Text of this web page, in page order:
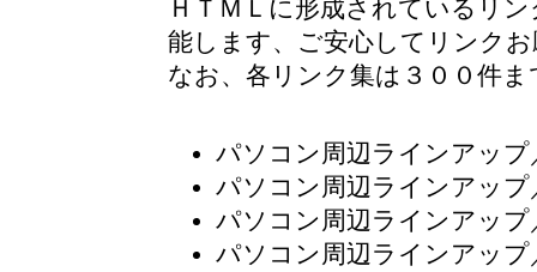
ＨＴＭＬに形成されているリ
能します、ご安心してリンク
なお、各リンク集は３００件
パソコン周辺ラインアップ
パソコン周辺ラインアップ
パソコン周辺ラインアップ
パソコン周辺ラインアップ